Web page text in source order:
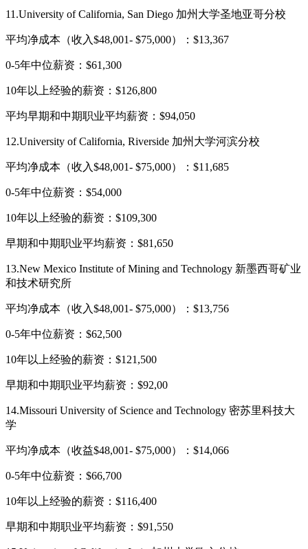
11.University of California, San Diego 加州大学圣地亚哥分校
平均净成本（收入$48,001- $75,000）：$13,367
0-5年中位薪资：$61,300
10年以上经验的薪资：$126,800
平均早期和中期职业平均薪资：$94,050
12.University of California, Riverside 加州大学河滨分校
平均净成本（收入$48,001- $75,000）：$11,685
0-5年中位薪资：$54,000
10年以上经验的薪资：$109,300
早期和中期职业平均薪资：$81,650
13.New Mexico Institute of Mining and Technology 新墨西哥矿业
和技术研究所
平均净成本（收入$48,001- $75,000）：$13,756
0-5年中位薪资：$62,500
10年以上经验的薪资：$121,500
早期和中期职业平均薪资：$92,00
14.Missouri University of Science and Technology 密苏里科技大
学
平均净成本（收益$48,001- $75,000）：$14,066
0-5年中位薪资：$66,700
10年以上经验的薪资：$116,400
早期和中期职业平均薪资：$91,550